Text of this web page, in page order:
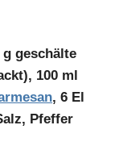
geschälte
100 ml
, 6 El
Pfeffer